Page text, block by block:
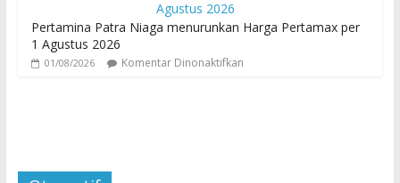
Pertamina Patra Niaga menurunkan Harga Pertamax per
1 Agustus 2026
01/08/2026 Komentar Dinonaktifkan